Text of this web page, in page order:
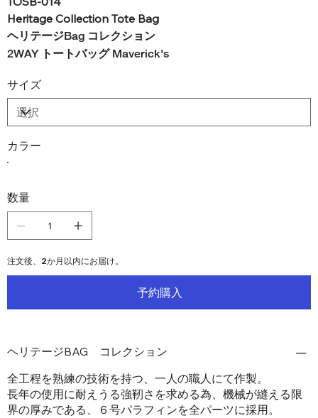
Heritage Collection Tote Bag
ヘリテージBag コレクション
2WAY トートバッグ Maverick's
サイズ
カラー
数量
注文後、2か月以内にお届け。
予約購入
ヘリテージBAG コレクション
全工程を熟練の技術を持つ、一人の職人にて作製。
長年の使用に耐えうる強靭さを求める為、機械が縫える限
界の厚みである、６号パラフィンを全パーツに採用。